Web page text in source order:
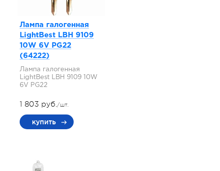
Лампа галогенная
LightBest LBH 9109
10W 6V PG22
(64222)
Лампа галогенная
LightBest LBH 9109 10W
6V PG22
1 803 руб./шт.
купить